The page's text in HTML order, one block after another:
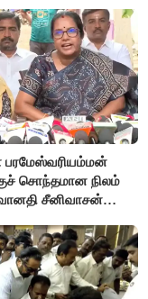
பரமேஸ்வரியம்மன்
சொந்தமான நிலம்
சீனிவாசன்